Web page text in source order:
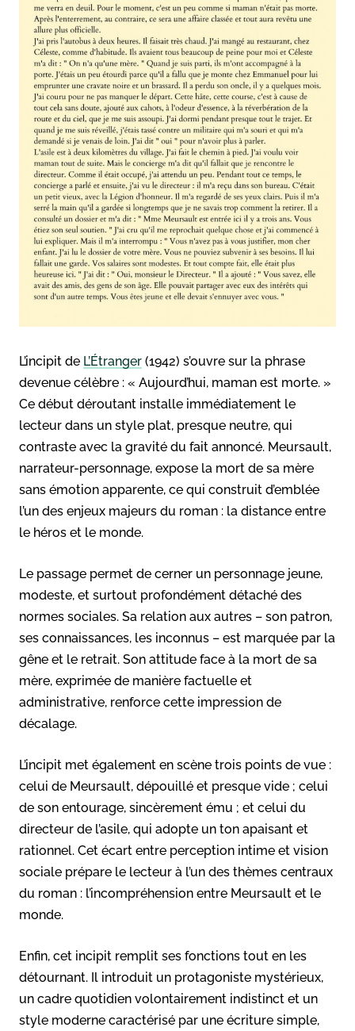
L’incipit de L’Étranger (1942) s’ouvre sur la phrase
devenue célèbre : « Aujourd’hui, maman est morte. »
Ce début déroutant installe immédiatement le
lecteur dans un style plat, presque neutre, qui
contraste avec la gravité du fait annoncé. Meursault,
narrateur-personnage, expose la mort de sa mère
sans émotion apparente, ce qui construit d’emblée
l’un des enjeux majeurs du roman : la distance entre
le héros et le monde.
Le passage permet de cerner un personnage jeune,
modeste, et surtout profondément détaché des
normes sociales. Sa relation aux autres – son patron,
ses connaissances, les inconnus – est marquée par la
gêne et le retrait. Son attitude face à la mort de sa
mère, exprimée de manière factuelle et
administrative, renforce cette impression de
décalage.
L’incipit met également en scène trois points de vue :
celui de Meursault, dépouillé et presque vide ; celui
de son entourage, sincèrement ému ; et celui du
directeur de l’asile, qui adopte un ton apaisant et
rationnel. Cet écart entre perception intime et vision
sociale prépare le lecteur à l’un des thèmes centraux
du roman : l’incompréhension entre Meursault et le
monde.
Enfin, cet incipit remplit ses fonctions tout en les
détournant. Il introduit un protagoniste mystérieux,
un cadre quotidien volontairement indistinct et un
style moderne caractérisé par une écriture simple,